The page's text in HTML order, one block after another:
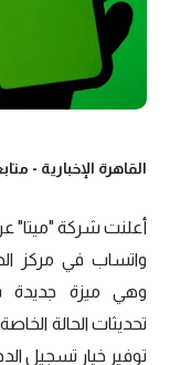
القاهرة الإخبارية -
أعلنت شركة "ميتا"
وهي ميزة جديدة
تحديثات الحالة
توفير خيار تسجيل